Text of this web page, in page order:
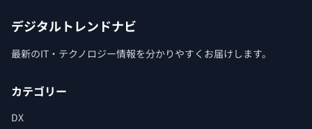
デジタルトレンドナビ
最新のIT・テクノロジー情報を分かりやすくお届けします。
カテゴリー
DX